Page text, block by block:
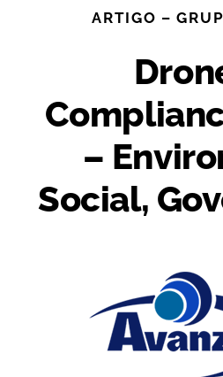
ARTIGO –
–
Social,